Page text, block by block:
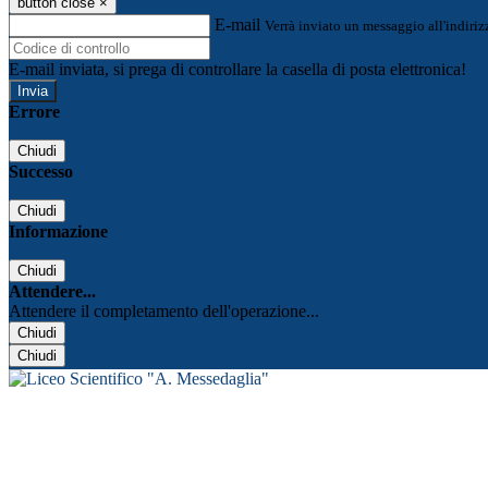
E-mail Verrà inviato un messaggio
E-mail inviata, si prega di controllare la casella di posta elettronica!
Errore
Chiudi
Successo
Chiudi
Informazione
Chiudi
Attendere...
Attendere il completamento dell'operazione...
Chiudi
Chiudi